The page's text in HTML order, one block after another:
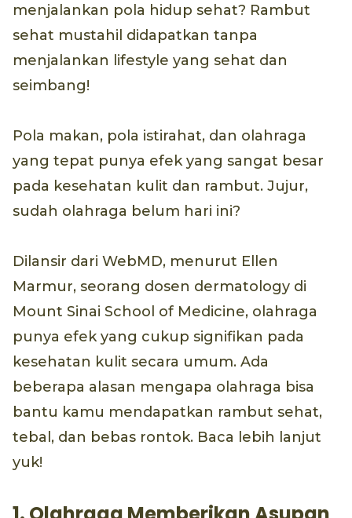
menjalankan pola hidup sehat? Rambut
sehat mustahil didapatkan tanpa
menjalankan lifestyle yang sehat dan
seimbang!
Pola makan, pola istirahat, dan olahraga
yang tepat punya efek yang sangat besar
pada kesehatan kulit dan rambut. Jujur,
sudah olahraga belum hari ini?
Dilansir dari WebMD, menurut Ellen
Marmur, seorang dosen dermatology di
Mount Sinai School of Medicine, olahraga
punya efek yang cukup signifikan pada
kesehatan kulit secara umum. Ada
beberapa alasan mengapa olahraga bisa
bantu kamu mendapatkan rambut sehat,
tebal, dan bebas rontok. Baca lebih lanjut
yuk!